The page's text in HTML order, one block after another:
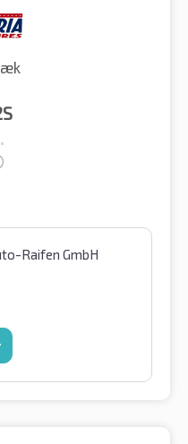
Raifen GmbH